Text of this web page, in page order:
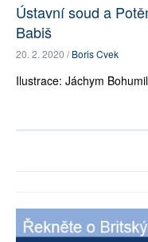
Ústavní soud a
Babiš
20. 2. 2020 /Boris Cvek
Ilustrace: Jáchym